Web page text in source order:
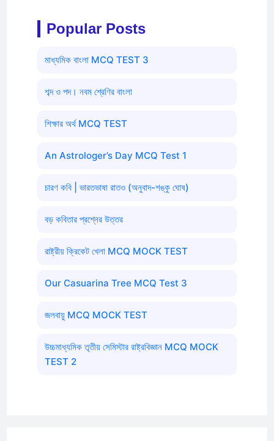
Popular Posts
মাধ্যমিক বাংলা MCQ TEST 3
শব্দ ও পদ। নবম শ্রেণির বাংলা
শিক্ষার অর্থ MCQ TEST
An Astrologer’s Day MCQ Test 1
চারণ কবি | ভারতভাষা রাতও (অনুবাদ-শঙ্কু ঘোষ)
বড় কবিতার প্রশ্নের উত্তর
রাষ্ট্রীয় ক্রিকেট খেলা MCQ MOCK TEST
Our Casuarina Tree MCQ Test 3
জলবায়ু MCQ MOCK TEST
উচ্চমাধ্যমিক তৃতীয় সেমিস্টার রাষ্ট্রবিজ্ঞান MCQ MOCK
TEST 2